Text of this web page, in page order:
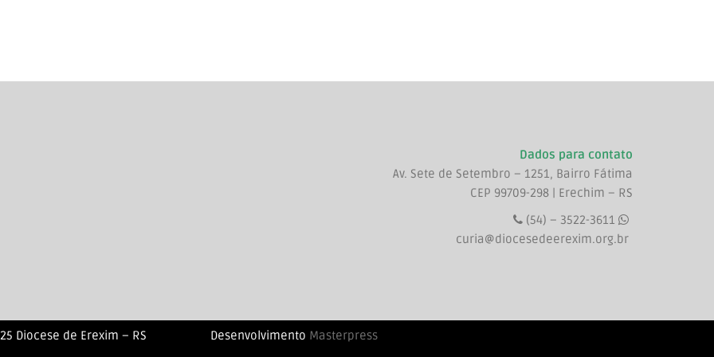
Dados para contato
Av. Sete de Setembro – 1251, Bairro Fátima
CEP 99709-298 | Erechim – RS
(54) – 3522-3611
curia@diocesedeerexim.org.br
Diocese de Erexim – RS Desenvolvimento Masterpress